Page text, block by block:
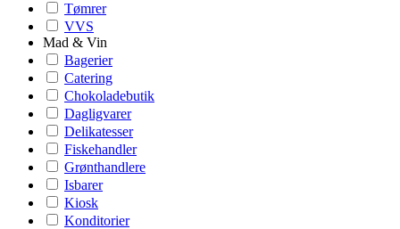
Tømrer
VVS
Mad & Vin
Bagerier
Catering
Chokoladebutik
Dagligvarer
Delikatesser
Fiskehandler
Grønthandlere
Isbarer
Kiosk
Konditorier